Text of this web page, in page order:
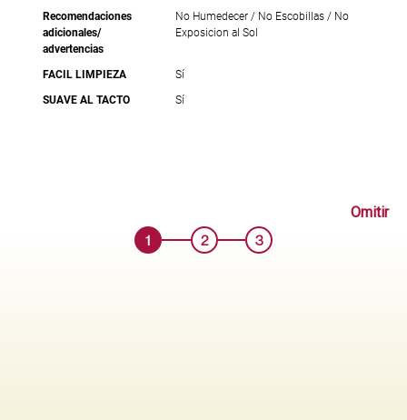
Recomendaciones
adicionales/
advertencias
No Humedecer / No Escobillas / No
Exposicion al Sol
FACIL LIMPIEZA
Sí
SUAVE AL TACTO
Sí